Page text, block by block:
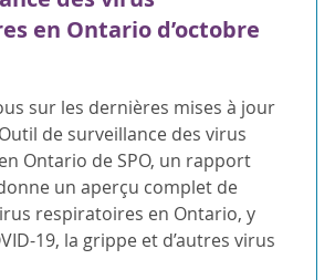
en Ontario d’octobre
sur les dernières mises à jour
de surveillance des virus
Ontario de SPO, un rapport
un aperçu complet de
respiratoires en Ontario, y
19, la grippe et d’autres virus